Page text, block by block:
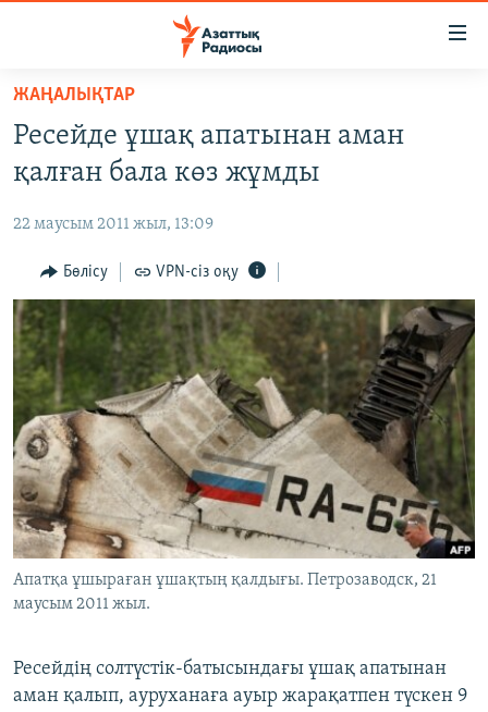
Skip
main
content
to
Navigation
Skip
to
Search
ҚАҢТАР ОҚИҒАСЫ
АДАМ ҚҰҚЫҚТАРЫ
ӘЛЕУМЕТ
ӘЛЕМ
АРНАЙЫ ЖОБАЛАР
Русский
ЖАЗЫЛЫҢЫЗ
Басқа тілдерде
ЖАҢАЛЫҚТАР
Ресейде ұшақ апатынан аман
қалған бала көз жұмды
22 маусым 2011 жыл, 13:09
Бөлісу VPN-сіз оқу
Апатқа ұшыраған ұшақтың қалдығы. Петрозаводск, 21
маусым 2011 жыл.
Ресейдің солтүстік-батысындағы ұшақ апатынан
аман қалып, ауруханаға ауыр жарақатпен түскен 9